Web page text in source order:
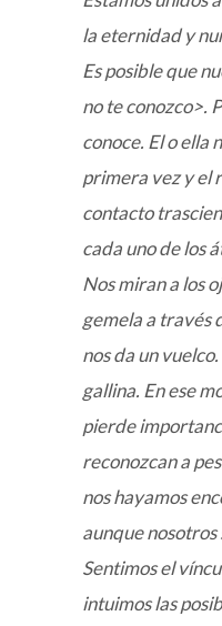
la eternidad y
Es posible que
no te conozco>.
conoce. El o ella
primera vez y el
contacto
cada uno de los
Nos miran a los
gemela a través
nos da un
gallina. En ese
pierde
reconozcan a
nos hayamos
aunque nosotros
Sentimos el
intuimos las